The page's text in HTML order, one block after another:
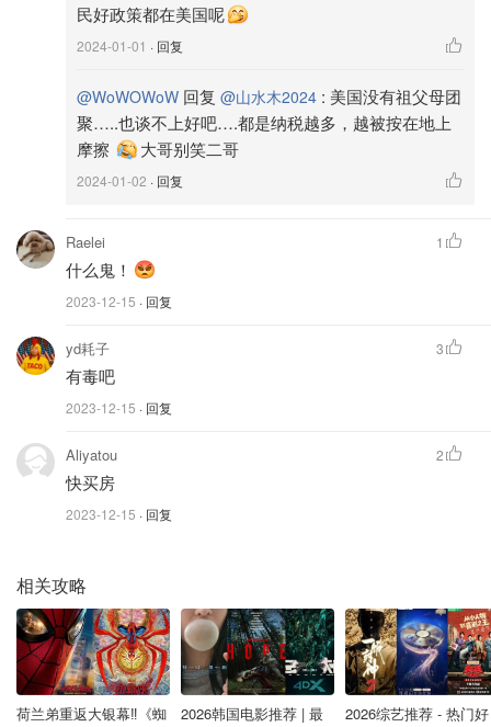
民好政策都在美国呢
2024-01-01 · 回复
@WoWOWoW 回复 @山水木2024 : 美国没有祖父母团
聚…..也谈不上好吧….都是纳税越多，越被按在地上
摩擦
大哥别笑二哥
2024-01-02 · 回复
Raelei
什么鬼！
2023-12-15 · 回复
1
yd耗子
有毒吧
2023-12-15 · 回复
3
Aliyatou
快买房
2023-12-15 · 回复
2
相关攻略
荷兰弟重返大银幕‼️《蜘
2026韩国电影推荐 | 最
2026综艺推荐 - 热门好